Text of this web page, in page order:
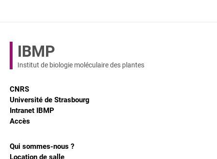
IBMP
Institut de biologie moléculaire des plantes
CNRS
Université de Strasbourg
Intranet IBMP
Accès
Qui sommes-nous ?
Location de salle